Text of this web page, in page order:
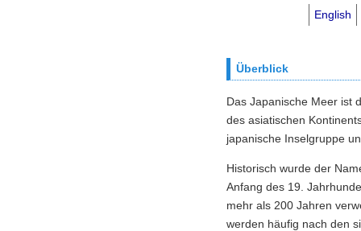
English
Überblick
Das Japanische Meer ist
des asiatischen
japanische Inselgruppe
Historisch wurde der
Anfang des 19.
mehr als 200 Jahren
werden häufig nach den